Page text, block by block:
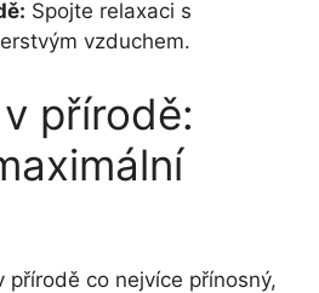
Spojte relaxaci s
vzduchem.
přírodě:
co nejvíce přínosný,